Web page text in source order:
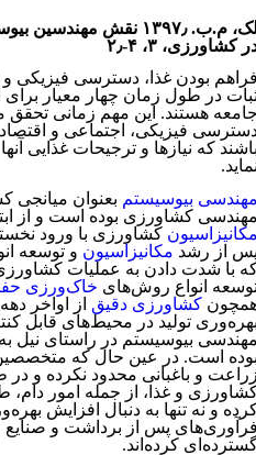
لک، م.ب. ۱۳۹۷٫ نقش
کشاورزی، ۳، ۴-۲٫
فراهم بودن غذا، دسترسی فیزیکی و
در طول زمان چهار معیار برای
جامعه هستند. این مهم زمانی تحقق
فیزیکی، اجتماعی و
باشند که نیازها و ترجیحات غذایی
نماید.
مهندسی بیوسیستم بعنوان
مهندسی کشاورزی بوده است و از
مکانیزاسیون کشاورزی با ورود
پس از رشد مکانیزاسیون و توسعه
با شدت دادن به عملیات
انواع روش‌های خاک‌ورزی
کشاورزی دقیق
بهره‌وری تولید در محیط‌های قابل
مهندسی بیوسیستم در راستای نیل
بوده است. در عین حال که متخصصین
زراعت و باغبانی محدود نکرده و
و غذا، از جمله امور دام،
و نه تنها به دنبال افزایش
فرآوری‌های پس از برداشت و صنایع
کرده‌اند.